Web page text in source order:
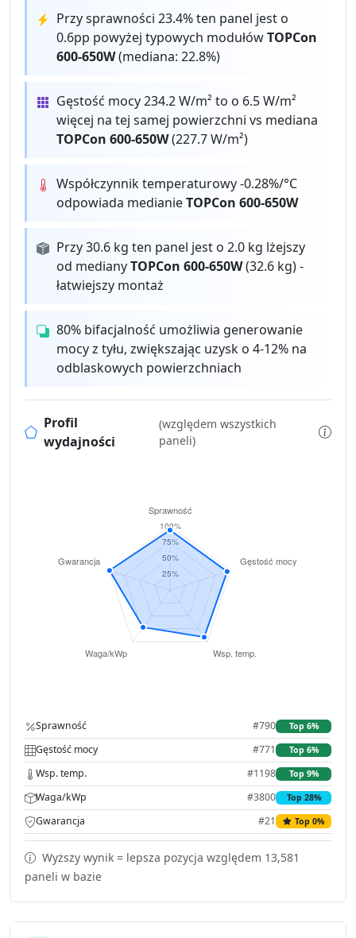
Przy sprawności 23.4% ten panel jest o
0.6pp powyżej typowych modułówTOPCon
600-650W(mediana: 22.8%)
Gęstość mocy 234.2 W/m² to o 6.5 W/m²
więcej na tej samej powierzchni vs mediana
TOPCon 600-650W(227.7 W/m²)
Współczynnik temperaturowy -0.28%/°C
odpowiada medianieTOPCon 600-650W
Przy 30.6 kg ten panel jest o 2.0 kg lżejszy
od medianyTOPCon 600-650W(32.6 kg) -
łatwiejszy montaż
80% bifacjalność umożliwia generowanie
mocy z tyłu, zwiększając uzysk o 4-12% na
odblaskowych powierzchniach
Profil
wydajności
(względem wszystkich
paneli)
Sprawność #790 Top 6%
Gęstość mocy #771 Top 6%
Wsp. temp. #1198 Top 9%
Waga/kWp #3800 Top 28%
Gwarancja #21 Top 0%
Wyższy wynik = lepsza pozycja względem 13,581
paneli w bazie